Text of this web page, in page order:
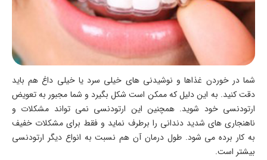
شما در خوردن غذاها و نوشیدنی های خیلی سرد یا خیلی داغ هم باید
دقت کنید. به این دلیل که ممکن است شکل بگیرد و شما مجبور به تعویض
ارتودنسی خود شوید. همچنین این ارتودنسی نمی تواند مشکلات و
ناهنجاری های شدید دندانی را برطرف نماید و فقط برای مشکلات خفیف
به کار برده می شود. طول درمان آن هم نسبت به انواع دیگر ارتودنسی
بیشتر است.